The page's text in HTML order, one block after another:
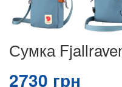
Сумка
2730 грн